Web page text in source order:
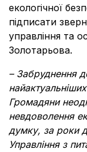
екологічної
підписати
управління та
Золотарьова.
– Забруднення
Громадяни
невдоволення
думку, за роки
Управління з